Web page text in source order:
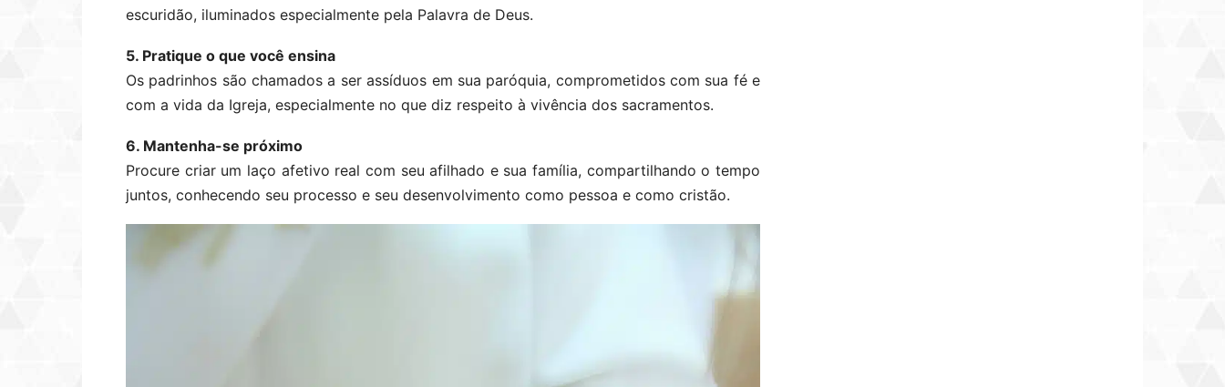
escuridão, iluminados especialmente pela Palavra de Deus.
5. Pratique o que você ensina
Os padrinhos são chamados a ser assíduos em sua paróquia, comprometidos com sua fé e
com a vida da Igreja, especialmente no que diz respeito à vivência dos sacramentos.
6. Mantenha-se próximo
Procure criar um laço afetivo real com seu afilhado e sua família, compartilhando o tempo
juntos, conhecendo seu processo e seu desenvolvimento como pessoa e como cristão.